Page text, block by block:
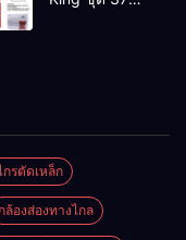
100%
กรตัดเหล็ก
กล้องส่องทางไกล